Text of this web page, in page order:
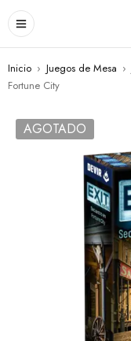
Inicio › Juegos de Mesa ›
Fortune City
AGOTADO